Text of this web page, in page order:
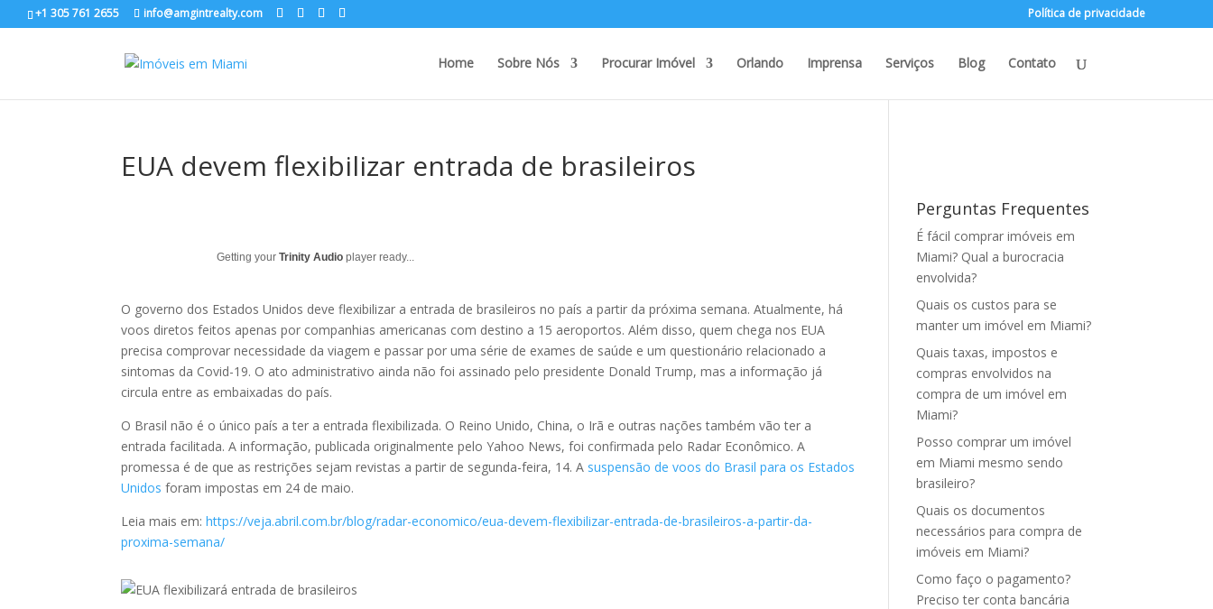
+1 305 761 2655 info@amgintrealty.com Política de privacidade
Home Sobre Nós Procurar Imóvel Orlando Imprensa Serviços Blog Contato
EUA devem flexibilizar entrada de brasileiros
Getting yourTrinity Audio player ready...
O governo dos Estados Unidos deve flexibilizar a entrada de brasileiros no país a partir da próxima semana. Atualmente, há
voos diretos feitos apenas por companhias americanas com destino a 15 aeroportos. Além disso, quem chega nos EUA
precisa comprovar necessidade da viagem e passar por uma série de exames de saúde e um questionário relacionado a
sintomas da Covid-19. O ato administrativo ainda não foi assinado pelo presidente Donald Trump, mas a informação já
circula entre as embaixadas do país.
O Brasil não é o único país a ter a entrada flexibilizada. O Reino Unido, China, o Irã e outras nações também vão ter a
entrada facilitada. A informação, publicada originalmente pelo Yahoo News, foi confirmada pelo Radar Econômico. A
promessa é de que as restrições sejam revistas a partir de segunda-feira, 14. A suspensão de voos do Brasil para os Estados
Unidos foram impostas em 24 de maio.
Leia mais em:https://veja.abril.com.br/blog/radar-economico/eua-devem-flexibilizar-entrada-de-brasileiros-a-partir-da-
proxima-semana/
Perguntas Frequentes
É fácil comprar imóveis em
Miami? Qual a burocracia
envolvida?
Quais os custos para se
manter um imóvel em Miami?
Quais taxas, impostos e
compras envolvidos na
compra de um imóvel em
Miami?
Posso comprar um imóvel
em Miami mesmo sendo
brasileiro?
Quais os documentos
necessários para compra de
imóveis em Miami?
Como faço o pagamento?
Preciso ter conta bancária